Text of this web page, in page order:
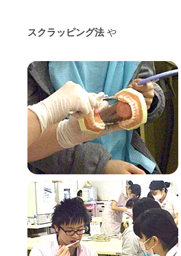
スクラッピング法 や